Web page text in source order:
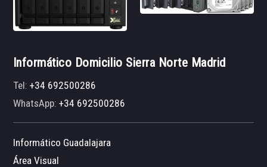
Informático Domicilio Sierra Norte Madrid
Tel:+34 692500286
WhatsApp:+34 692500286
Informático Guadalajara
Área Visual